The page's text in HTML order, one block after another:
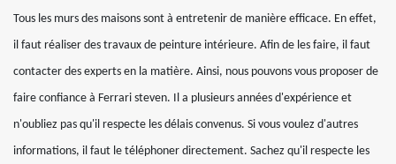
Tous les murs des maisons sont à entretenir de manière efficace. En effet,
il faut réaliser des travaux de peinture intérieure. Afin de les faire, il faut
contacter des experts en la matière. Ainsi, nous pouvons vous proposer de
faire confiance à Ferrari steven. Il a plusieurs années d'expérience et
n'oubliez pas qu'il respecte les délais convenus. Si vous voulez d'autres
informations, il faut le téléphoner directement. Sachez qu'il respecte les